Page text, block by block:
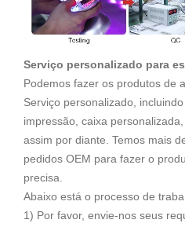
Serviço personalizado para
Podemos fazer os produtos de
Serviço personalizado,
impressão, caixa
assim por diante. Temos mais
pedidos OEM para fazer o
precisa.
Abaixo está o processo de
1) Por favor, envie-nos seus